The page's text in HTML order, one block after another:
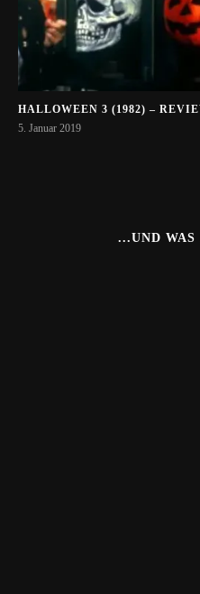
HALLOWEEN 3 (1982) –
5. Januar 2019
...UND WAS